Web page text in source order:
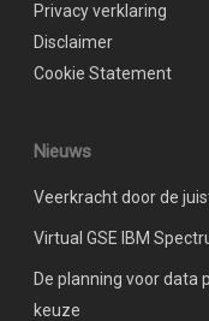
Privacy verklaring
Disclaimer
Cookie Statement
Nieuws
Veerkracht door de
Virtual GSE IBM
De planning voor data
keuze